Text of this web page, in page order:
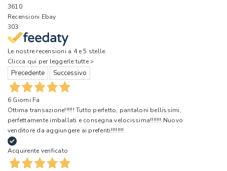
3610
Recensioni Ebay
303
Le nostre recensioni a 4 e 5 stelle.
Clicca qui per leggerle tutte >
Precedente Successivo
6 Giorni Fa
Ottima transazione!!!!!! Tutto perfetto, pantaloni bellissimi,
perfettamente imballati e consegna velocissima!!!!!!! Nuovo
venditore da aggiungere ai preferiti!!!!!!!!
Acquirente verificato